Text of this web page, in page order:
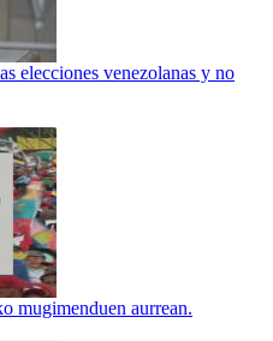
elecciones venezolanas y no
mugimenduen aurrean.